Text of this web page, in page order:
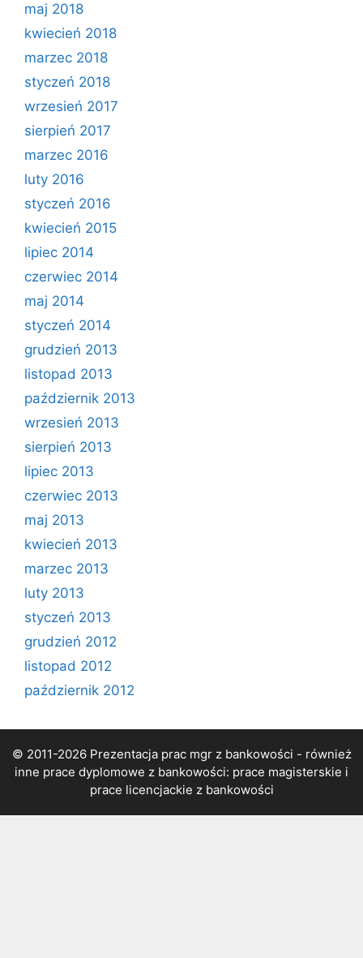
maj 2018
kwiecień 2018
marzec 2018
styczeń 2018
wrzesień 2017
sierpień 2017
marzec 2016
luty 2016
styczeń 2016
kwiecień 2015
lipiec 2014
czerwiec 2014
maj 2014
styczeń 2014
grudzień 2013
listopad 2013
październik 2013
wrzesień 2013
sierpień 2013
lipiec 2013
czerwiec 2013
maj 2013
kwiecień 2013
marzec 2013
luty 2013
styczeń 2013
grudzień 2012
listopad 2012
październik 2012
© 2011-2026 Prezentacja prac mgr z bankowości - również
inne prace dyplomowe z bankowości: prace magisterskie i
prace licencjackie z bankowości